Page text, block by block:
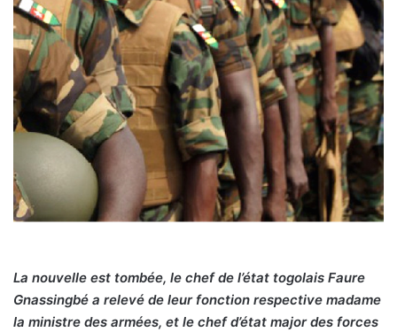
La nouvelle est tombée, le chef de l’état togolais Faure
Gnassingbé a relevé de leur fonction respective madame
la ministre des armées, et le chef d’état major des forces